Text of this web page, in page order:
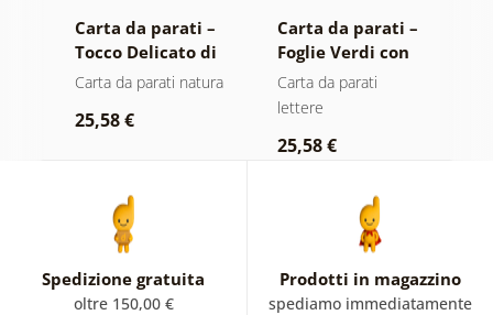
Carta da parati –
Tocco Delicato di
Natura
Carta da parati natura
25,58 €
Carta da parati –
Foglie Verdi con
Colibrì
Carta da parati
lettere
25,58 €
Spedizione gratuita
oltre 150,00 €
Prodotti in magazzino
spediamo immediatamente